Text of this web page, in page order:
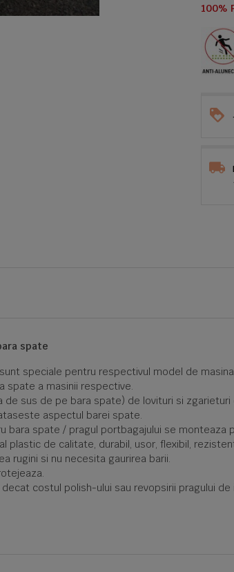
100%
spate
speciale pentru respectivul model de
spate a masinii respective.
sus de pe bara spate) de lovituri si
aspectul barei spate.
spate / pragul portbagajului se monteaza
de calitate, durabil, usor, flexibil,
rugini si nu necesita gaurirea barii.
costul polish-ului sau revopsirii pragului